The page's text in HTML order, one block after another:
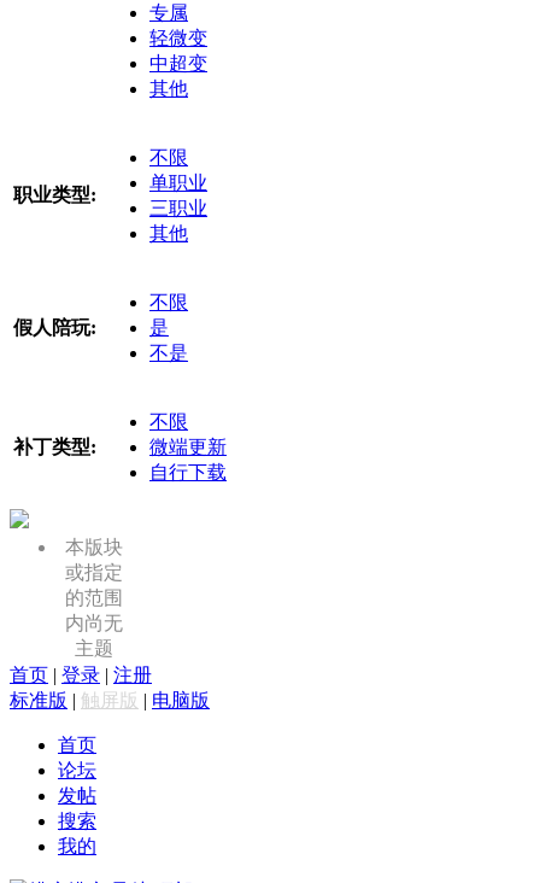
专属
轻微变
中超变
其他
职业类型:
不限
单职业
三职业
其他
假人陪玩:
不限
是
不是
补丁类型:
不限
微端更新
自行下载
本版块
或指定
的范围
内尚无
主题
首页 | 登录 | 注册
标准版 | 触屏版 | 电脑版
首页
论坛
发帖
搜索
我的